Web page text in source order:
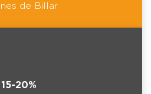
de Billar
15-20%